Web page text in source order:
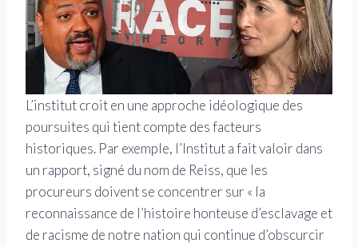
L’institut croit en une approche idéologique des
poursuites qui tient compte des facteurs
historiques. Par exemple, l’Institut a fait valoir dans
un rapport, signé du nom de Reiss, que les
procureurs doivent se concentrer sur « la
reconnaissance de l’histoire honteuse d’esclavage et
de racisme de notre nation qui continue d’obscurcir